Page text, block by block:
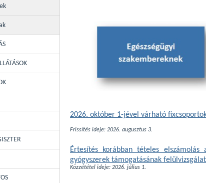
2026. október 1-jével várható
Frissítés ideje: 2026. augusztus 3.
Értesítés korábban tételes
gyógyszerek támogatásának
Közzététel ideje: 2026. július 1.